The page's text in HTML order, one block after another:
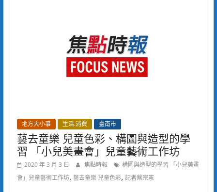
地方大小事 生活.消費 臺南市
藝去童樂 兒童色彩、構圖與造型的學
習 「小兒美畫會」兒童藝術工作坊
2020 年 3 月 3 日 焦點時報
構圖與造型的學習 「小兒美畫
會」兒童藝術工作坊, 藝去童樂 兒童色彩, 記者蔡宗憲